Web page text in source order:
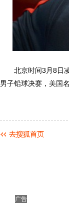
北京时间3月8日凌
男子铅球决赛， 美国
广告